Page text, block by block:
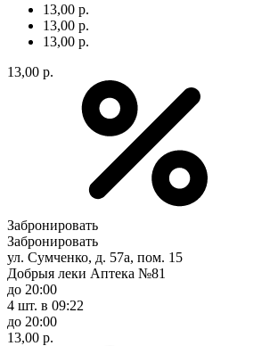
13,00 р.
13,00 р.
13,00 р.
13,00 р.
Забронировать
Забронировать
ул. Сумченко, д. 57а, пом. 15
Добрыя леки Аптека №81
до 20:00
4 шт. в 09:22
до 20:00
13,00 р.